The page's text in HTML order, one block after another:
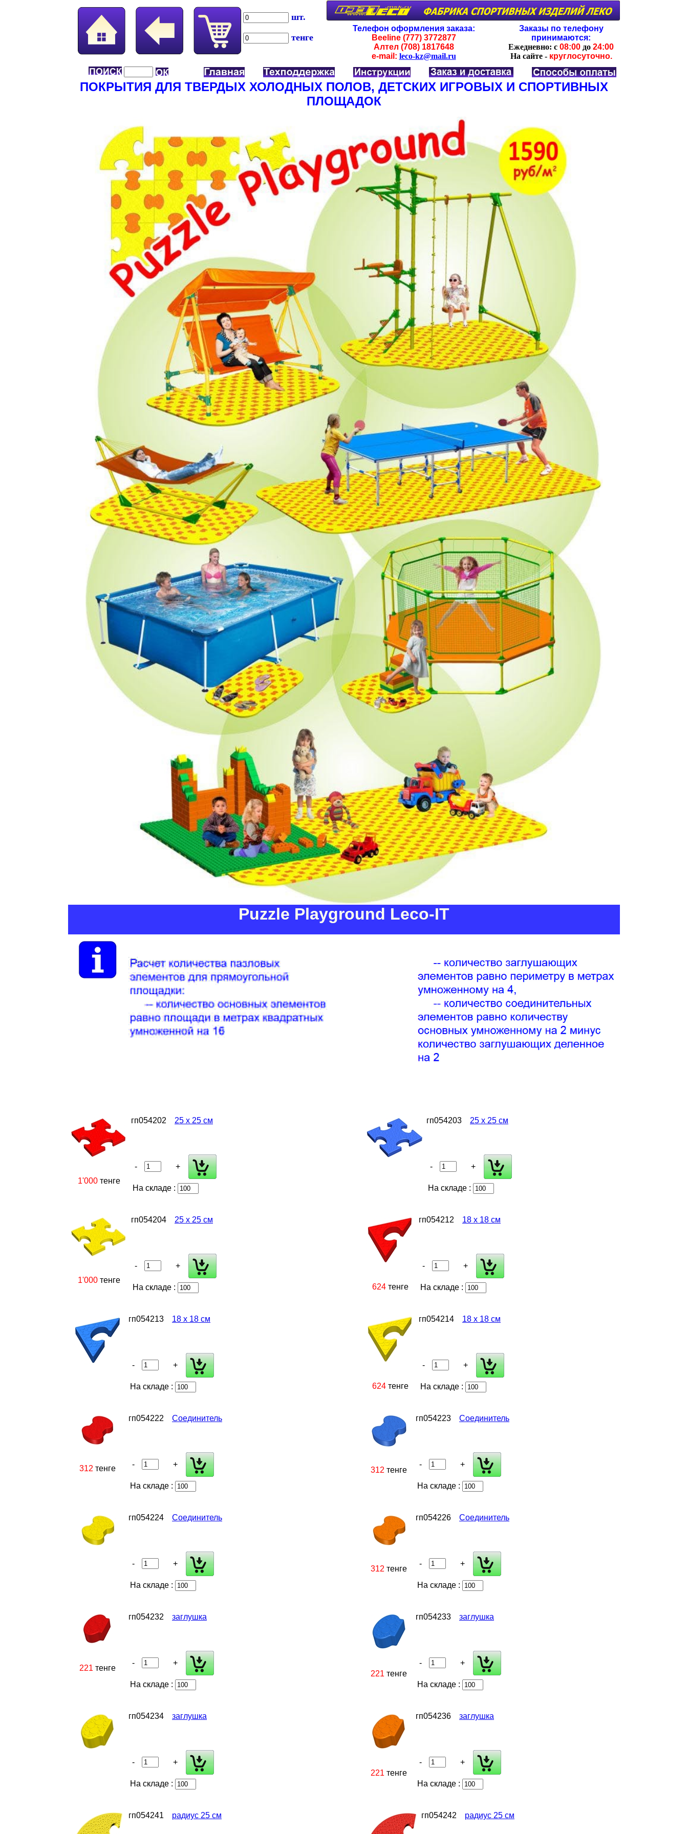
шт.
тенге
Телефон оформления заказа:
Beeline (777)3772877
Алтел (708)1817648
e-mail: leco-kz@mail.ru
Заказы по телефону
принимаются:
Ежедневно: с 08:00 до 24:00
На сайте - круглосуточно.
ПОКРЫТИЯ ДЛЯ ТВЕРДЫХ ХОЛОДНЫХ ПОЛОВ, ДЕТСКИХ ИГРОВЫХ И СПОРТИВНЫХ
ПЛОЩАДОК
Puzzle Playground Leco-IT
1'000тенге
гп054202 25 х 25 см
- +
На складе :
гп054203 25 х 25 см
- +
На складе :
1'000тенге
гп054204 25 х 25 см
- +
На складе : 624 тенге
гп054212 18 х 18 см
- +
На складе :
гп054213 18 х 18 см
- +
На складе : 624 тенге
гп054214 18 х 18 см
- +
На складе :
312 тенге
гп054222 Соединитель
- +
На складе :
312 тенге
гп054223 Соединитель
- +
На складе :
гп054224 Соединитель
- +
На складе :
312 тенге
гп054226 Соединитель
- +
На складе :
221 тенге
гп054232 заглушка
- +
На складе :
221 тенге
гп054233 заглушка
- +
На складе :
гп054234 заглушка
- +
На складе :
221 тенге
гп054236 заглушка
- +
На складе :
гп054241 радиус 25 см гп054242 радиус 25 см